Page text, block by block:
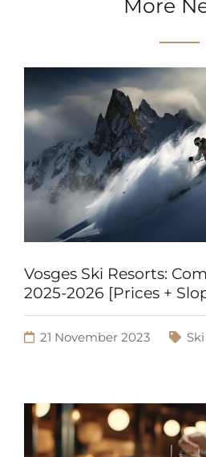
More
Vosges Ski Resorts:
2025-2026 [Prices +
21 November 2023